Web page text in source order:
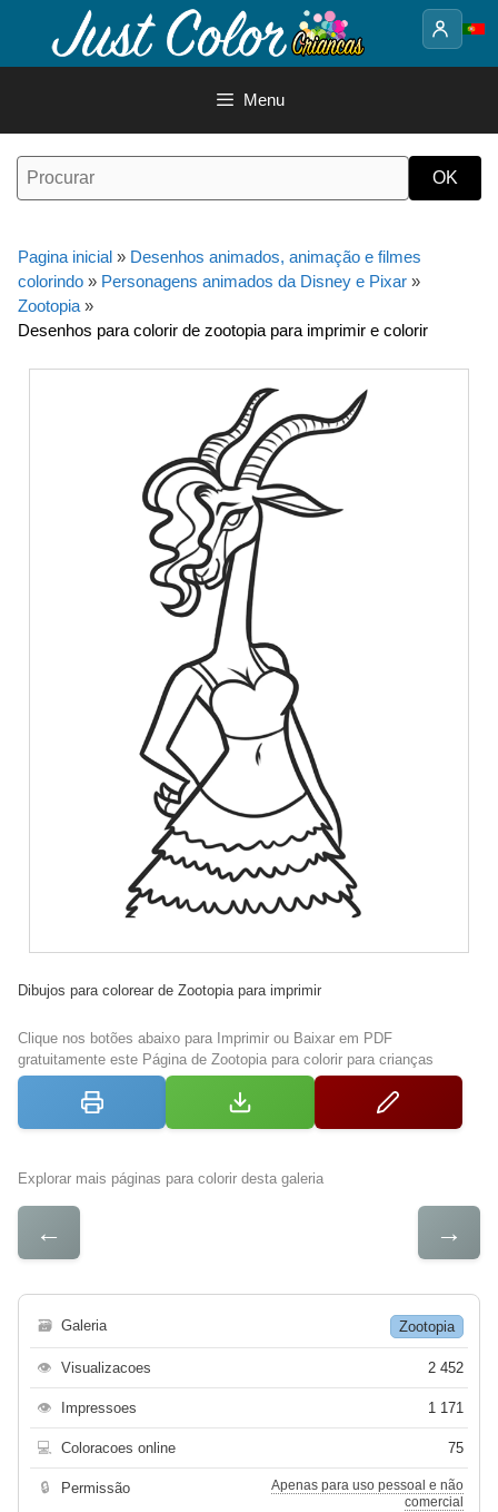
o
Menu
Pagina inicial » Desenhos animados, animação e filmes
colorindo » Personagens animados da Disney e Pixar »
Zootopia »
Desenhos para colorir de zootopia para imprimir e colorir
Dibujos para colorear de Zootopia para imprimir
Clique nos botões abaixo para Imprimir ou Baixar em PDF
gratuitamente este Página de Zootopia para colorir para crianças
Explorar mais páginas para colorir desta galeria
← →
🗃 Galeria Zootopia
👁 Visualizacoes 2 452
👁 Impressoes 1 171
💻 Coloracoes online 75
🔒 Permissão
Apenas para uso pessoal e não
comercial